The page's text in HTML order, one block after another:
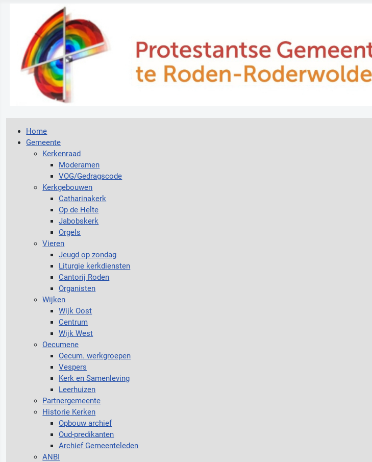
Home
Gemeente
Kerkenraad
Moderamen
VOG/Gedragscode
Kerkgebouwen
Catharinakerk
Op de Helte
Jabobskerk
Orgels
Vieren
Jeugd op zondag
Liturgie kerkdiensten
Cantorij Roden
Organisten
Wijken
Wijk Oost
Centrum
Wijk West
Oecumene
Oecum. werkgroepen
Vespers
Kerk en Samenleving
Leerhuizen
Partnergemeente
Historie Kerken
Opbouw archief
Oud-predikanten
Archief Gemeenteleden
ANBI